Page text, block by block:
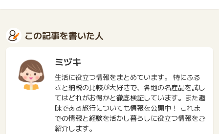
この記事を書いた人
ミヅキ
生活に役立つ情報をまとめています。 特にふる
さと納税の比較が大好きで、各地の名産品を試し
てはどれがお得かと徹底検証しています。また趣
味である旅行についても情報を公開中！ これま
での情報と経験を活かし暮らしに役立つ情報をご
紹介します。